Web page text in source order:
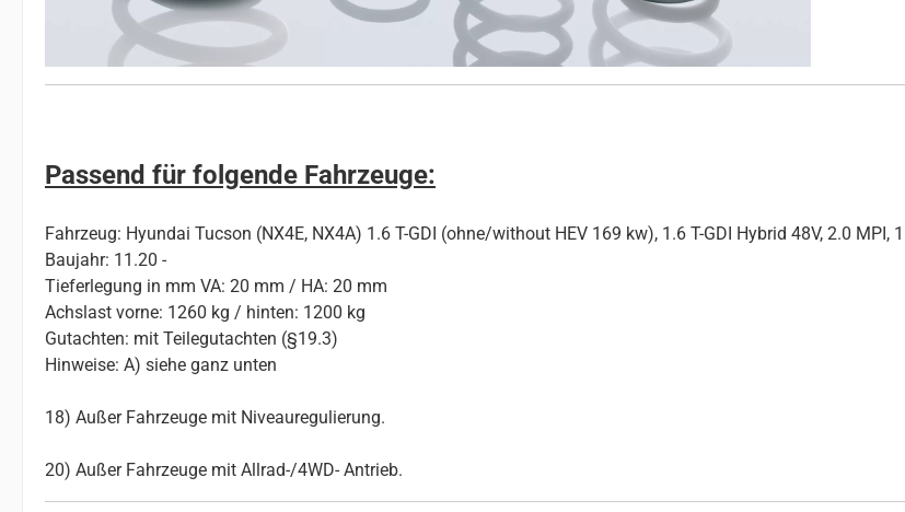
Passend für folgende Fahrzeuge:
Fahrzeug: Hyundai Tucson (NX4E, NX4A) 1.6 T-GDI (ohne/without HEV 169 kw), 1.6 T-GDI Hybrid 48V, 2.0 MPI,
Baujahr: 11.20 -
Tieferlegung in mm VA: 20 mm / HA: 20 mm
Achslast vorne: 1260 kg / hinten: 1200 kg
Gutachten: mit Teilegutachten (§19.3)
Hinweise: A) siehe ganz unten
18) Außer Fahrzeuge mit Niveauregulierung.
20) Außer Fahrzeuge mit Allrad-/4WD- Antrieb.